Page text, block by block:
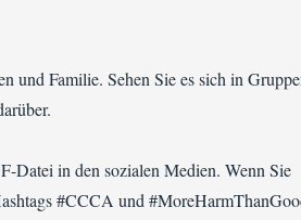
und Familie. Sehen Sie es sich in
Datei in den sozialen Medien. Wenn Sie
#CCCA und